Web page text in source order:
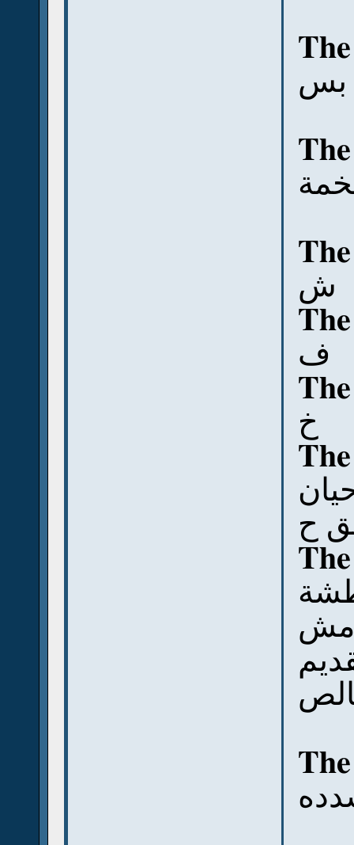
بس
ش
ف
خ
ح
مش